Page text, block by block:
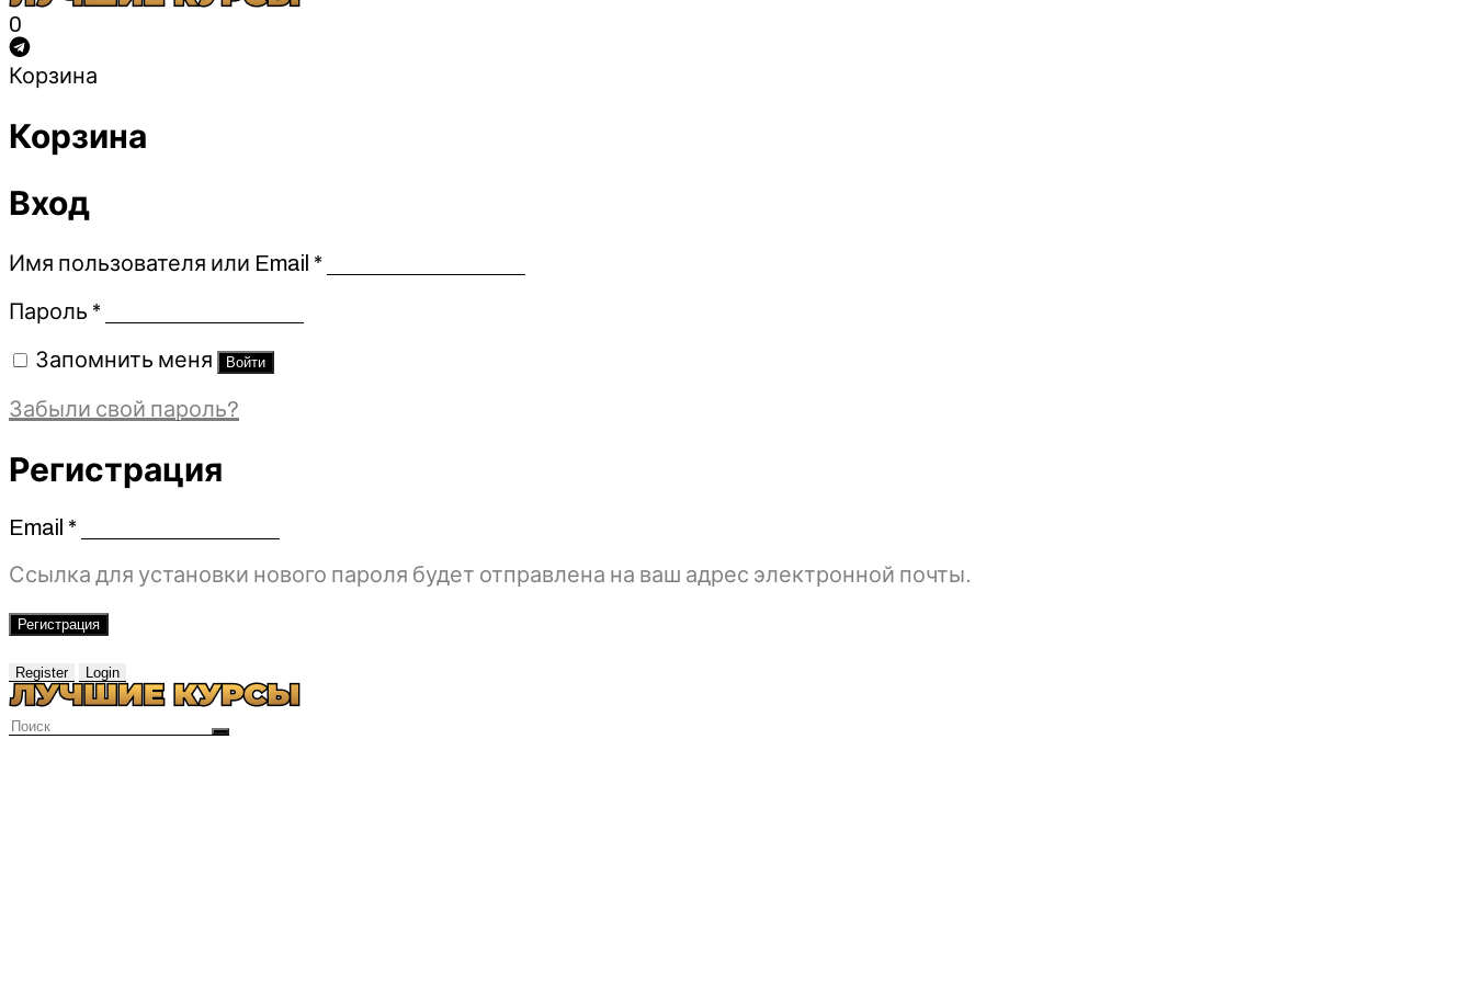
0
Корзина
Корзина
Вход
Имя пользователя или Email *Обязательно
Пароль *Обязательно
Запомнить меня Войти
Забыли свой пароль?
Регистрация
Email *Обязательно
Ссылка для установки нового пароля будет отправлена ​​на ваш адрес электронной почты.
Регистрация
Register Login